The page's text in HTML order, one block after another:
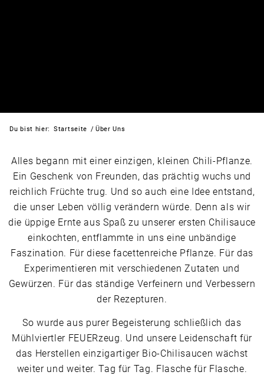
Du bist hier: Startseite / Über Uns
Alles begann mit einer einzigen, kleinen Chili-Pflanze.
Ein Geschenk von Freunden, das prächtig wuchs und
reichlich Früchte trug. Und so auch eine Idee entstand,
die unser Leben völlig verändern würde. Denn als wir
die üppige Ernte aus Spaß zu unserer ersten Chilisauce
einkochten, entflammte in uns eine unbändige
Faszination. Für diese facettenreiche Pflanze. Für das
Experimentieren mit verschiedenen Zutaten und
Gewürzen. Für das ständige Verfeinern und Verbessern
der Rezepturen.
So wurde aus purer Begeisterung schließlich das
Mühlviertler FEUERzeug. Und unsere Leidenschaft für
das Herstellen einzigartiger Bio-Chilisaucen wächst
weiter und weiter. Tag für Tag. Flasche für Flasche.